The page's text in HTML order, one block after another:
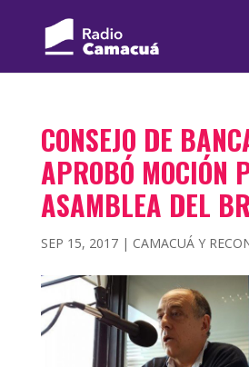
CONSEJO DE
APROBÓ MOCIÓN
ASAMBLEA DEL
SEP 15, 2017| CAMACUÁ Y